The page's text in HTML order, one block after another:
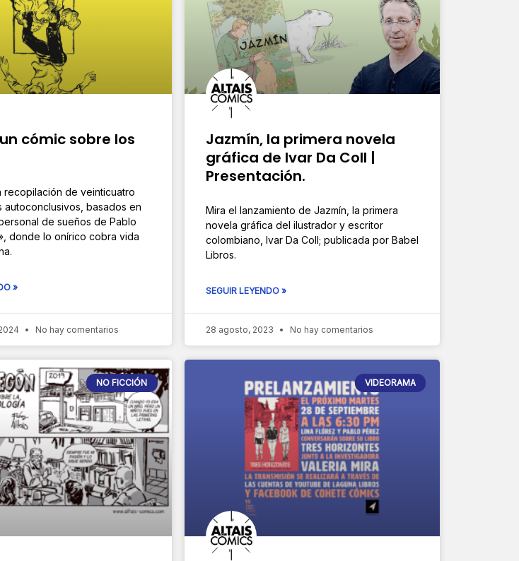
cómic sobre los
recopilación de veinticuatro
autoconclusivos, basados en
de sueños de Pablo
donde lo onírico cobra vida
»
No hay comentarios
Jazmín, la primera novela
gráfica de Ivar Da Coll |
Presentación.
Mira el lanzamiento de Jazmín, la primera
novela gráfica del ilustrador y escritor
colombiano, Ivar Da Coll; publicada por Babel
Libros.
SEGUIR LEYENDO »
28 agosto, 2023 No hay comentarios
NO FICCIÓN VIDEORAMA